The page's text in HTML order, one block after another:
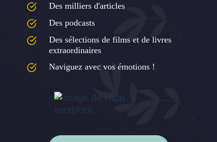
Des milliers d'articles
Des podcasts
Des sélections de films et de livres
extraordinaires
Naviguez avec vos émotions !